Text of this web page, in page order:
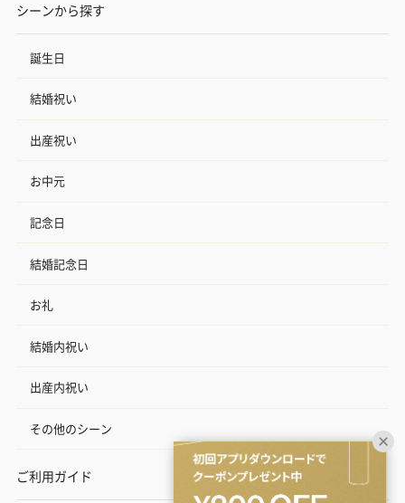
シーンから探す
誕生日
結婚祝い
出産祝い
お中元
記念日
結婚記念日
お礼
結婚内祝い
出産内祝い
その他のシーン
ご利用ガイド